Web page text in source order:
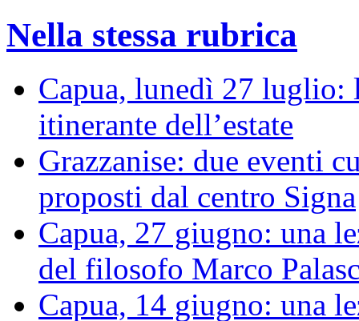
Nella stessa rubrica
Capua, lunedì 27 luglio:
itinerante dell’estate
Grazzanise: due eventi
proposti dal centro Signa
Capua, 27 giugno: una
del filosofo Marco
Capua, 14 giugno: una